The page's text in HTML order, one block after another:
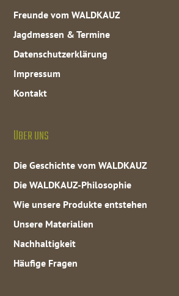
Freunde vom WALDKAUZ
Jagdmessen & Termine
Datenschutzerklärung
Impressum
Kontakt
ÜBER UNS
Die Geschichte vom WALDKAUZ
Die WALDKAUZ-Philosophie
Wie unsere Produkte entstehen
Unsere Materialien
Nachhaltigkeit
Häufige Fragen